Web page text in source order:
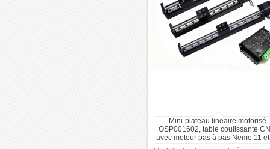
Mini-plateau linéaire motorisé
OSP001602, table coulissante
avec moteur pas à pas Neme 11
de driver TB6600